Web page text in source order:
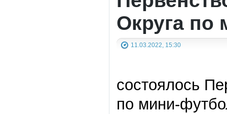
Округа по
11.03.2022, 15:30
состоялось
по мини-